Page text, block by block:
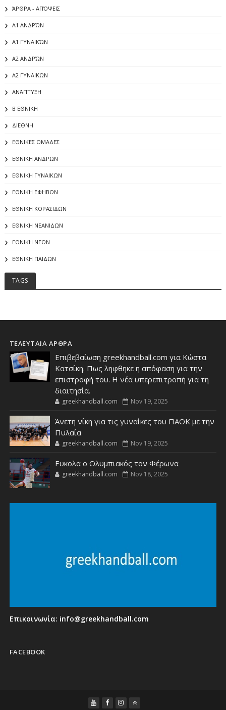
ΆΡΘΡΑ - ΑΠΌΨΕΙΣ
Α1 ΑΝΔΡΏΝ
Α1 ΓΥΝΑΙΚΏΝ
Α2 ΑΝΔΡΏΝ
Α2 ΓΥΝΑΙΚΩΝ
ΑΝΆΠΤΥΞΗ
Β ΕΘΝΙΚΗ
ΔΙΕΘΝΗ
ΕΘΝΙΚΕΣ ΟΜΑΔΕΣ
ΕΘΝΙΚΗ ΑΝΔΡΩΝ
ΕΘΝΙΚΗ ΓΥΝΑΙΚΩΝ
ΕΘΝΙΚΗ ΕΦΗΒΩΝ
ΕΘΝΙΚΗ ΚΟΡΑΣΙΔΩΝ
ΕΘΝΙΚΗ ΝΕΑΝΙΔΩΝ
ΕΘΝΙΚΗ ΝΕΩΝ
ΕΘΝΙΚΗ ΠΑΙΔΩΝ
TAGS
ΤΕΛΕΥΤΑΙΑ ΑΡΘΡΑ
Επιβεβαίωση greekhandball.com για Κώστα
Κατσίκη. Πως ληφθηκε η απόφαση για την
επιστροφή του. Η νέα υπερεπιτροπή για τη
διαιτησία.
greekhandball.com Nov 19, 2025
Άνετη νίκη για τις γυναίκες του ΠΑΟΚ με την
Πυλαία
greekhandball.com Nov 19, 2025
Ευκολα ο Ολυμπιακός τον Φέρωνα
greekhandball.com Nov 18, 2025
Επικοινωνία: info@greekhandball.com
FACEBOOK